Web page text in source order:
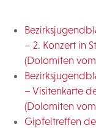
– 2. Konzert in
(Dolomiten vom
– Visitenkarte
(Dolomiten vom
Gipfeltreffen